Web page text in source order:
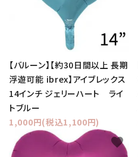
【バルーン】【約30日間以上 長期
浮遊可能 ibrex】アイブレックス
14インチ ジェリーハート ライ
トブルー
1,000円(税込1,100円)
favorite